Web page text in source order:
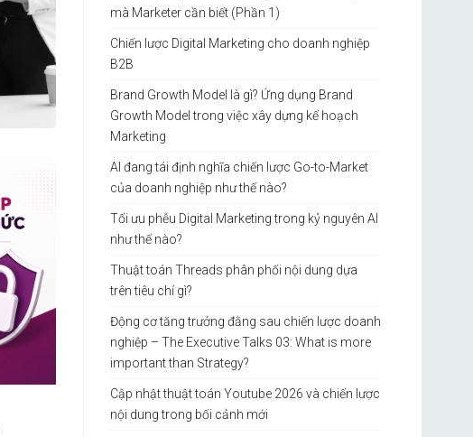
mà Marketer cần biết (Phần 1)
Chiến lược Digital Marketing cho doanh nghiệp
B2B
Brand Growth Model là gì? Ứng dụng Brand
Growth Model trong việc xây dựng kế hoạch
Marketing
AI đang tái định nghĩa chiến lược Go-to-Market
của doanh nghiệp như thế nào?
Tối ưu phễu Digital Marketing trong kỷ nguyên AI
như thế nào?
Thuật toán Threads phân phối nội dung dựa
trên tiêu chí gì?
Động cơ tăng trưởng đằng sau chiến lược doanh
nghiệp – The Executive Talks 03: What is more
important than Strategy?
Cập nhật thuật toán Youtube 2026 và chiến lược
nội dung trong bối cảnh mới